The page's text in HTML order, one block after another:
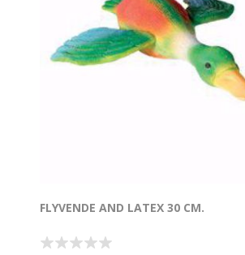
FLYVENDE AND LATEX 30 CM.